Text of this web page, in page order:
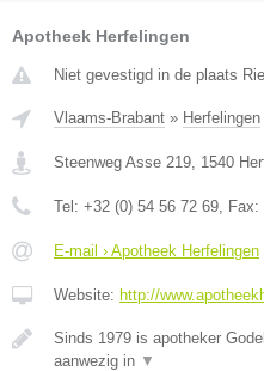
Apotheek Herfelingen
Niet gevestigd in de plaats
Vlaams-Brabant » Herfelingen
Steenweg Asse 219 1540
Tel: +32 (0) 54 56 72 69 , Fax:
E-mail › Apotheek Herfelingen
Website: http://
Sinds 1979 is apotheker
aanwezig in ▼